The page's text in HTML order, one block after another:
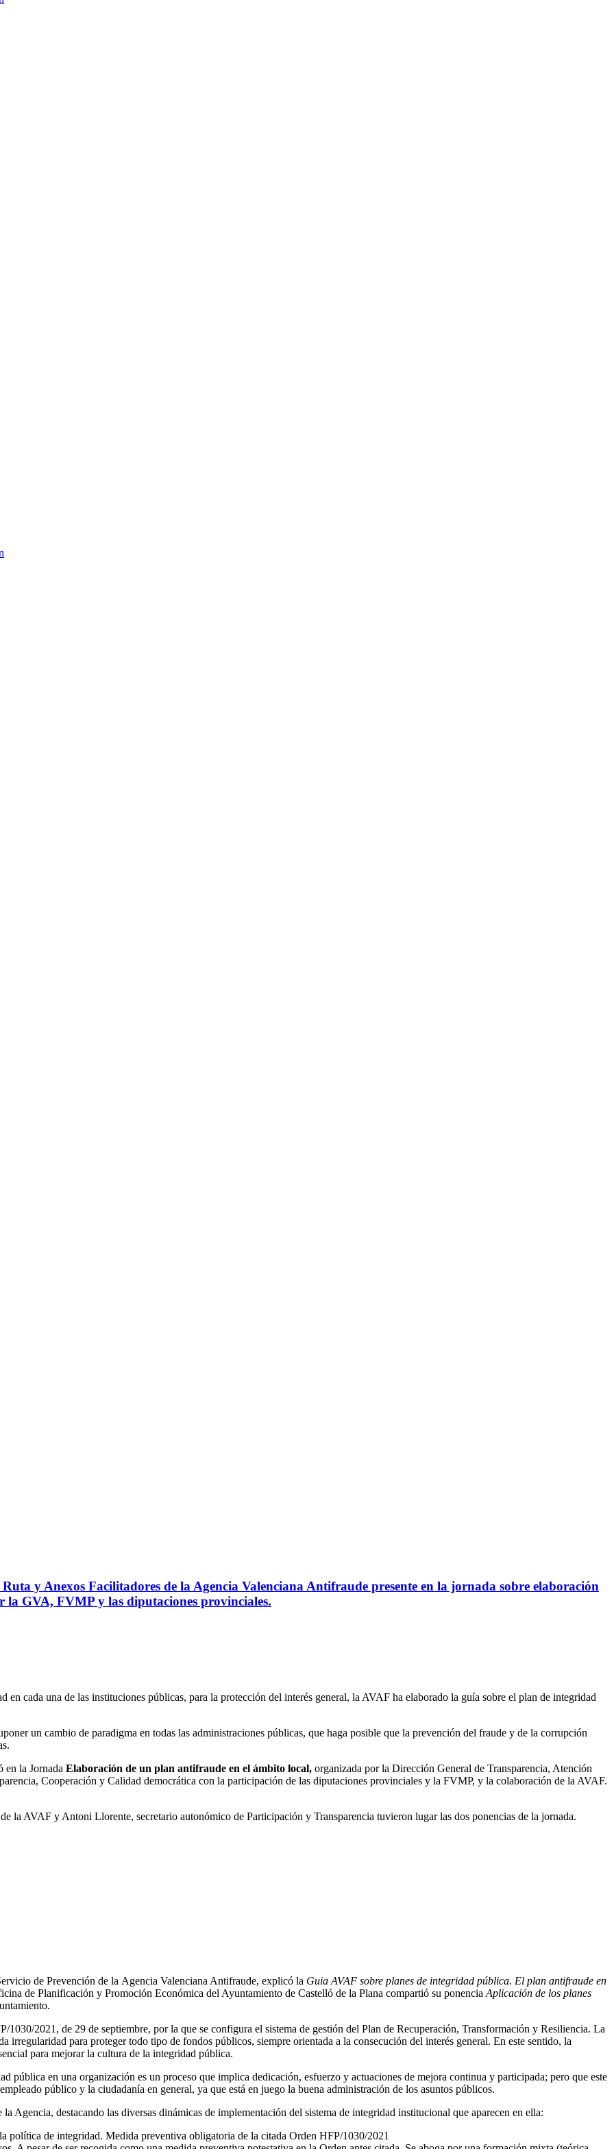
y Anexos Facilitadores de la Agencia Valenciana Antifraude presente en la jornada sobre elaboración
GVA, FVMP y las diputaciones provinciales.
cada una de las instituciones públicas, para la protección del interés general, la AVAF ha elaborado la guía sobre el plan de integridad
un cambio de paradigma en todas las administraciones públicas, que haga posible que la prevención del fraude y de la corrupción
en la Jornada Elaboración de un plan antifraude en el ámbito local, organizada por la Dirección General de Transparencia, Atención
Cooperación y Calidad democrática con la participación de las diputaciones provinciales y la FVMP, y la colaboración de la AVAF.
la AVAF y Antoni Llorente, secretario autonómico de Participación y Transparencia tuvieron lugar las dos ponencias de la jornada.
de Prevención de la Agencia Valenciana Antifraude, explicó la Guia AVAF sobre planes de integridad pública. El plan antifraude en
de Planificación y Promoción Económica del Ayuntamiento de Castelló de la Plana compartió su ponencia Aplicación de los planes
2021, de 29 de septiembre, por la que se configura el sistema de gestión del Plan de Recuperación, Transformación y Resiliencia. La
para proteger todo tipo de fondos públicos, siempre orientada a la consecución del interés general. En este sentido, la
para mejorar la cultura de la integridad pública.
pública en una organización es un proceso que implica dedicación, esfuerzo y actuaciones de mejora continua y participada; pero que este
público y la ciudadanía en general, ya que está en juego la buena administración de los asuntos públicos.
destacando las diversas dinámicas de implementación del sistema de integridad institucional que aparecen en ella:
política de integridad. Medida preventiva obligatoria de la citada Orden HFP/1030/2021